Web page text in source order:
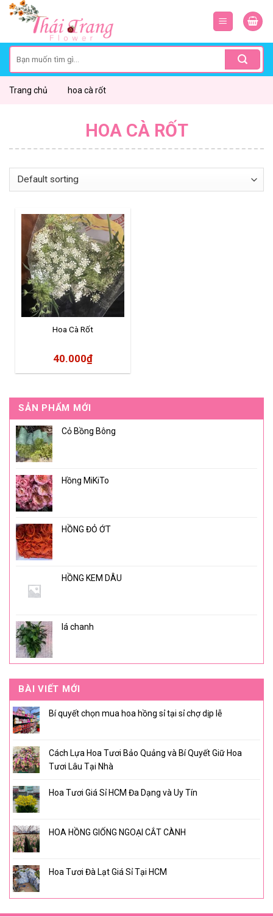
Skip
for:
Trang chủ hoa cà rốt
HOA CÀ RỐT
Hoa Cà Rốt
40.000₫
SẢN PHẨM MỚI
Cỏ Bồng Bông
Hồng MiKiTo
HỒNG ĐỎ ỚT
HỒNG KEM DÂU
lá chanh
BÀI VIẾT MỚI
Bí quyết chọn mua hoa hồng sỉ tại sỉ chợ dịp lễ
Cách Lựa Hoa Tươi Bảo Quảng và Bí Quyết Giữ Hoa
Tươi Lâu Tại Nhà
Hoa Tươi Giá Sỉ HCM Đa Dạng và Uy Tín
HOA HỒNG GIỐNG NGOẠI CẮT CÀNH
Hoa Tươi Đà Lạt Giá Sỉ Tại HCM